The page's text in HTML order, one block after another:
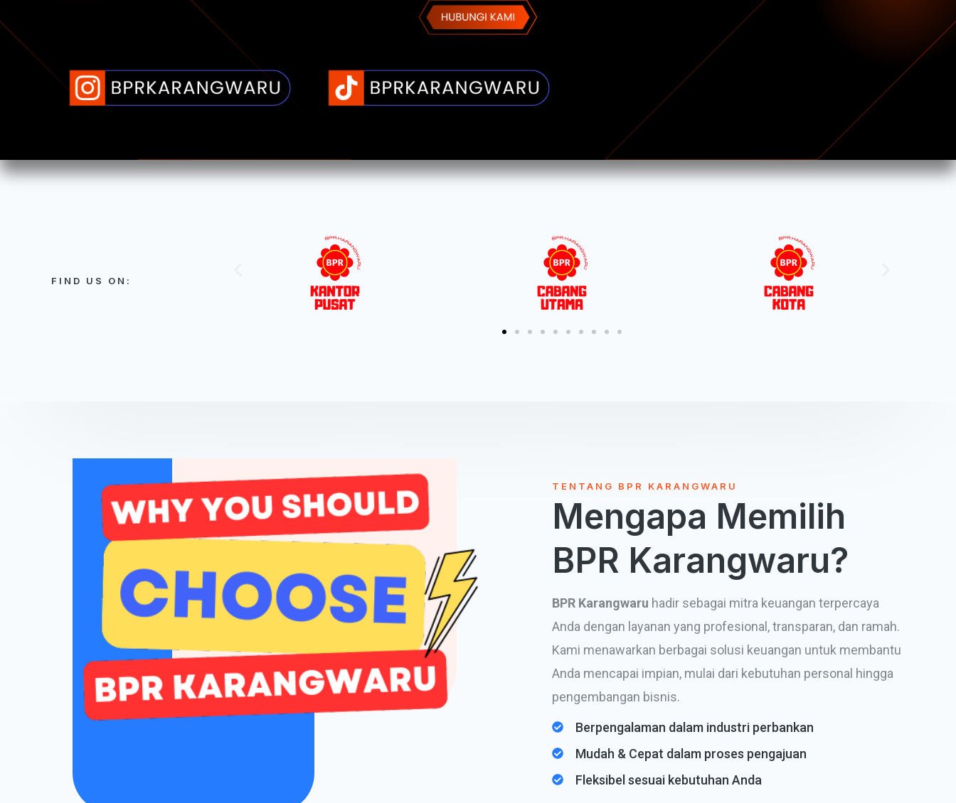
FIND US ON:
TENTANG BPR KARANGWARU
Mengapa Memilih
BPR Karangwaru?
BPR Karangwaru hadir sebagai mitra keuangan terpercaya
Anda dengan layanan yang profesional, transparan, dan ramah.
Kami menawarkan berbagai solusi keuangan untuk membantu
Anda mencapai impian, mulai dari kebutuhan personal hingga
pengembangan bisnis.
Berpengalaman dalam industri perbankan
Mudah & Cepat dalam proses pengajuan
Fleksibel sesuai kebutuhan Anda